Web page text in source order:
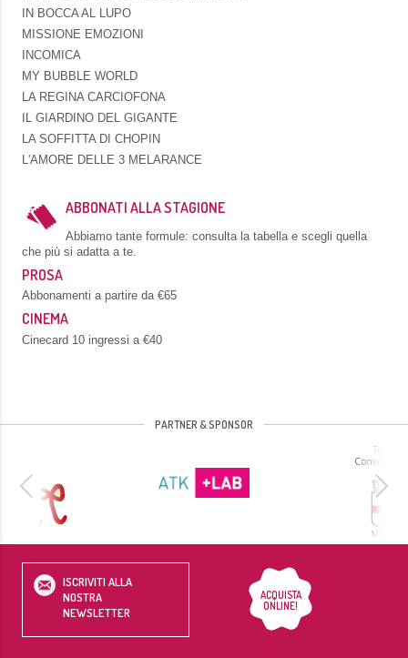
IN BOCCA AL LUPO
MISSIONE EMOZIONI
INCOMICA
MY BUBBLE WORLD
LA REGINA CARCIOFONA
IL GIARDINO DEL GIGANTE
LA SOFFITTA DI CHOPIN
L'AMORE DELLE 3 MELARANCE
ABBONATI ALLA STAGIONE
Abbiamo tante formule: consulta la tabella e scegli quella
che più si adatta a te.
PROSA
Abbonamenti a partire da €65
CINEMA
Cinecard 10 ingressi a €40
PARTNER & SPONSOR
ISCRIVITI ALLA
NOSTRA
NEWSLETTER
ACQUISTA
ONLINE!